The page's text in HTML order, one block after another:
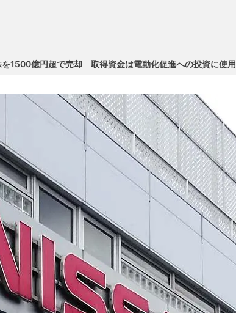
を1500億円超で売却 取得資金は電動化促進への投資に使用